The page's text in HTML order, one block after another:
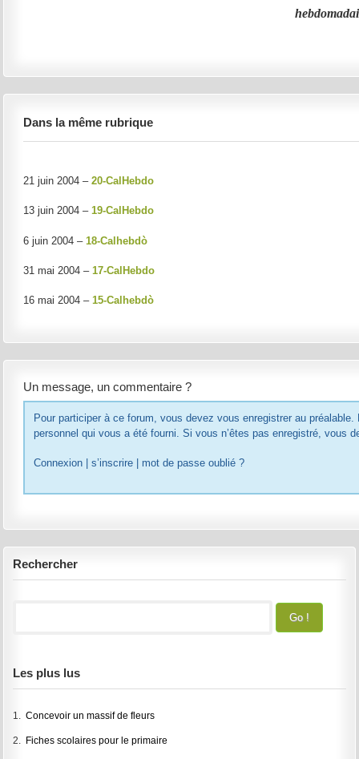
Dans la même rubrique
21 juin 2004 –20-CalHebdo
13 juin 2004 –19-CalHebdo
6 juin 2004 – 18-Calhebdò
31 mai 2004 –17-CalHebdo
16 mai 2004 –15-Calhebdò
Un message, un commentaire ?
Pour participer à ce forum, vous devez vous enregistrer au préalable. Merci d’indiquer ci-dessous l’identifiant
personnel qui vous a été fourni. Si vous n’êtes pas enregistré,
Connexion s’inscrire mot de passe oublié ?
Rechercher
Les plus lus
1.Concevoir un massif de fleurs
2. Fiches scolaires pour le primaire